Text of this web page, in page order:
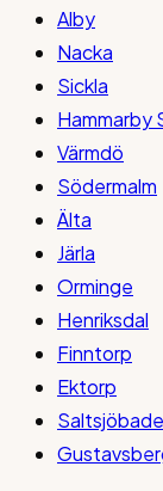
Alby
Nacka
Sickla
Hammarby
Värmdö
Södermalm
Älta
Järla
Orminge
Henriksdal
Finntorp
Ektorp